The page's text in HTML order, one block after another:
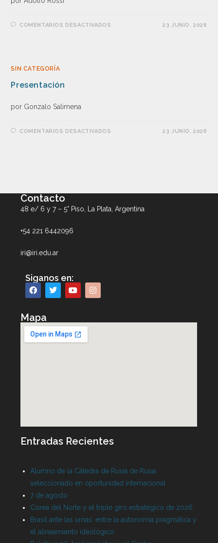
COMENTARIOS DESACTIVADOS 23 JUNIO, 2026
SIN CATEGORÍA
Presentación
por Gonzalo Salimena
COMENTARIOS DESACTIVADOS 23 JUNIO, 2026
Contacto
48 e/ 6 y 7 – 5° Piso, La Plata, Argentina
+54 221 6442096
iri@iri.edu.ar
Siganos en:
Mapa
Entradas Recientes
Alumno de la Cátedra de Rusia de Rusia
seleccionado en oportunidad internacional
7 de agosto
Corea del Norte y el triple giro estratégico de 2026
Brasil ante las urnas: entre la autonomía pragmática y
el alineamiento ideológico